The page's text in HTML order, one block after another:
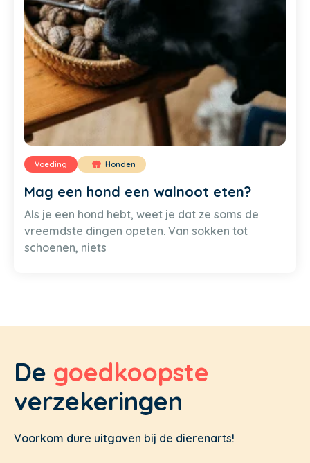
Voeding Honden
Mag een hond een walnoot eten?
Als je een hond hebt, weet je dat ze soms de
vreemdste dingen opeten. Van sokken tot
schoenen, niets
De goedkoopste
verzekeringen
Voorkom dure uitgaven bij de dierenarts!